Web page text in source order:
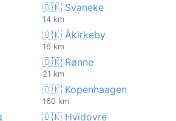
🇩🇰 Svaneke
14 km
🇩🇰 Åkirkeby
16 km
🇩🇰 Rønne
21 km
🇩🇰 Kopenhaagen
160 km
🇩🇰 Hvidovre